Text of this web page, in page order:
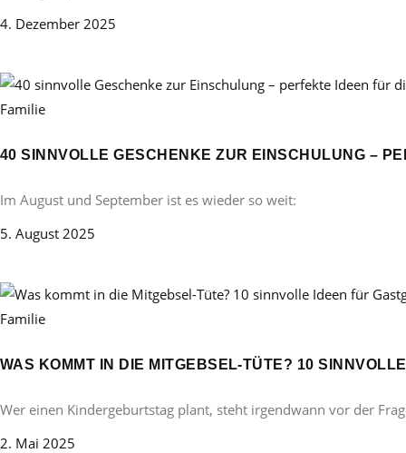
4. Dezember 2025
Familie
40 SINNVOLLE GESCHENKE ZUR EINSCHULUNG –
Im August und September ist es wieder so weit:
5. August 2025
Familie
WAS KOMMT IN DIE MITGEBSEL-TÜTE? 10
Wer einen Kindergeburtstag plant, steht irgendwann vor der
2. Mai 2025